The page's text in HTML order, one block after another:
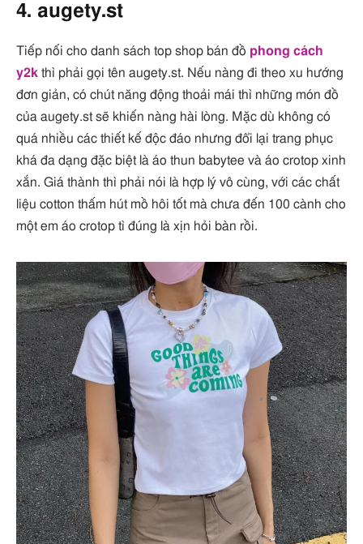
4. augety.st
Tiếp nối cho danh sách top shop bán đồ phong cách
y2k thì phải gọi tên augety.st. Nếu nàng đi theo xu hướng
đơn giản, có chút năng động thoải mái thì những món đồ
của augety.st sẽ khiến nàng hài lòng. Mặc dù không có
quá nhiều các thiết kế độc đáo nhưng đổi lại trang phục
khá đa dạng đặc biệt là áo thun babytee và áo crotop xinh
xắn. Giá thành thì phải nói là hợp lý vô cùng, với các chất
liệu cotton thấm hút mồ hôi tốt mà chưa đến 100 cành cho
một em áo crotop tì đúng là xịn hỏi bàn rồi.